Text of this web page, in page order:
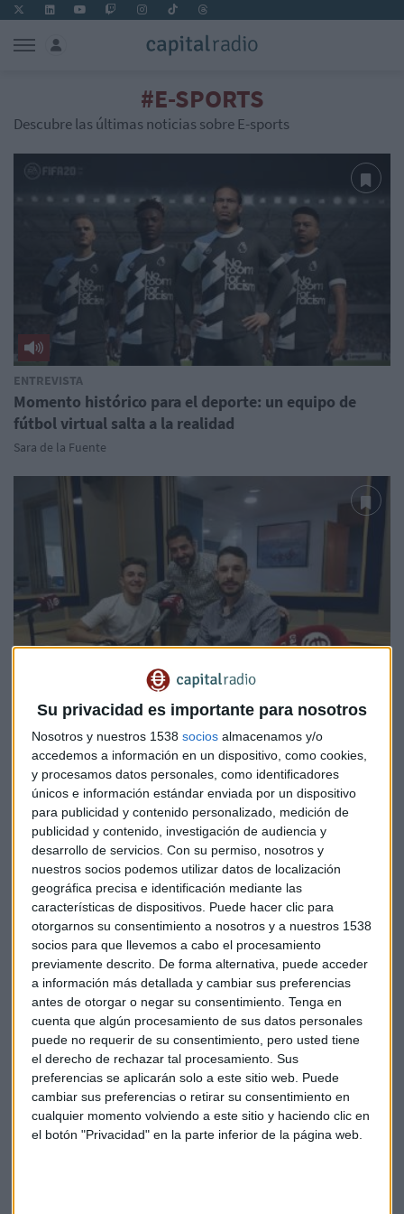
Su privacidad es importante para nosotros
Nosotros y nuestros 1538 socios almacenamos y/o
accedemos a información en un dispositivo, como cookies,
y procesamos datos personales, como identificadores
únicos e información estándar enviada por un dispositivo
para publicidad y contenido personalizado, medición de
publicidad y contenido, investigación de audiencia y
desarrollo de servicios. Con su permiso, nosotros y
nuestros socios podemos utilizar datos de localización
geográfica precisa e identificación mediante las
características de dispositivos. Puede hacer clic para
otorgarnos su consentimiento a nosotros y a nuestros 1538
socios para que llevemos a cabo el procesamiento
previamente descrito. De forma alternativa, puede acceder
a información más detallada y cambiar sus preferencias
antes de otorgar o negar su consentimiento. Tenga en
cuenta que algún procesamiento de sus datos personales
puede no requerir de su consentimiento, pero usted tiene
el derecho de rechazar tal procesamiento. Sus
preferencias se aplicarán solo a este sitio web. Puede
cambiar sus preferencias o retirar su consentimiento en
cualquier momento volviendo a este sitio y haciendo clic en
el botón "Privacidad" en la parte inferior de la página web.
#E-SPORTS
Descubre las últimas noticias sobre E-sports
ENTREVISTA
Momento histórico para el deporte: un equipo de
fútbol virtual salta a la realidad
Sara de la Fuente
ECONOMÍA
La Guarida Capital. Programa 3
José De la Morena
ECONOMÍA